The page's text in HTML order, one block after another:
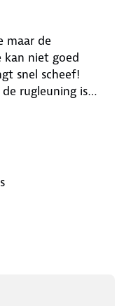
zit een
zoals je
wielen
tot 22 kg
18 cm (L × B ×
maar de
niet goed
snel scheef!
rugleuning is
dit eigenlijk
en makkelijk in